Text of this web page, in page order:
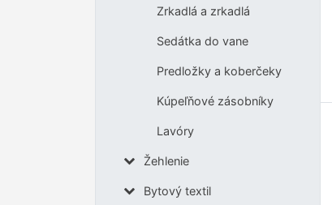
Zrkadlá a zrkadlá
Sedátka do vane
Predložky a koberčeky
Kúpeľňové zásobníky
Lavóry
Žehlenie
Bytový textil